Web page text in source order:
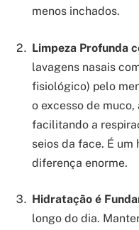
menos inchados.
Limpeza Profunda
lavagens nasais
fisiológico) pelo
o excesso de
facilitando a
seios da face. É um
diferença enorme.
Hidratação é
longo do dia.